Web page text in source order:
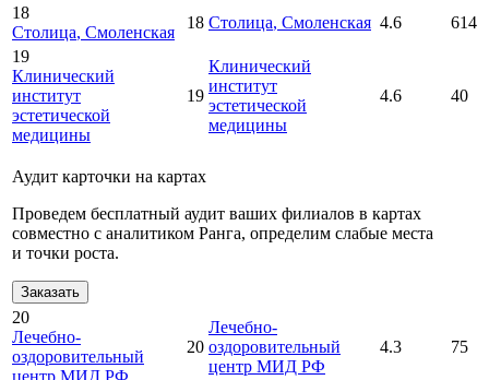
18
Столица, Смоленская
18 Столица, Смоленская 4.6
614
19
Клинический
институт
эстетической
медицины
19
Клинический
институт
эстетической
медицины
4.6 40
Аудит карточки на картах
Проведем бесплатный аудит ваших филиалов в картах
совместно с аналитиком Ранга, определим слабые места
и точки роста.
Заказать
20
Лечебно-
оздоровительный
20
Лечебно-
оздоровительный
центр МИД РФ
4.3 75